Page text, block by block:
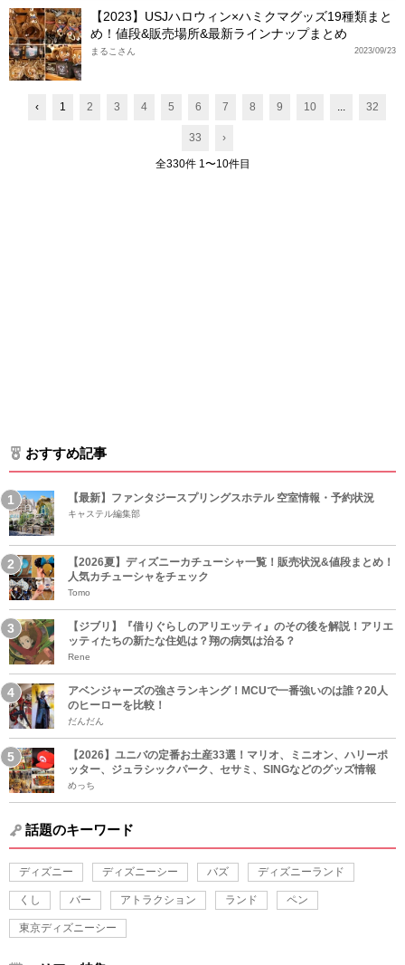
【2023】USJハロウィン×ハミクマグッズ19種類まと
め！値段&販売場所&最新ラインナップまとめ
2023/09/23
まるこさん
‹ 1 2 3 4 5 6 7 8 9 10 ... 32
33 ›
全330件 1〜10件目
おすすめ記事
【最新】ファンタジースプリングスホテル 空室情報・予約状況
キャステル編集部
【2026夏】ディズニーカチューシャ一覧！販売状況&値段まとめ！
人気カチューシャをチェック
Tomo
【ジブリ】『借りぐらしのアリエッティ』のその後を解説！アリエ
ッティたちの新たな住処は？翔の病気は治る？
Rene
アベンジャーズの強さランキング！MCUで一番強いのは誰？20人
のヒーローを比較！
だんだん
【2026】ユニバの定番お土産33選！マリオ、ミニオン、ハリーポ
ッター、ジュラシックパーク、セサミ、SINGなどのグッズ情報
めっち
話題のキーワード
ディズニー ディズニーシー バズ ディズニーランド
くし バー アトラクション ランド ペン
東京ディズニーシー